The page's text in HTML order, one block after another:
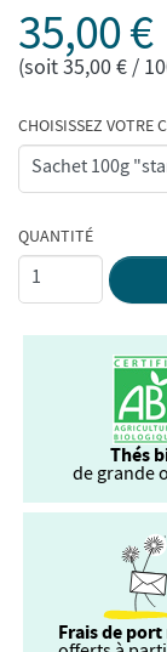
35,00 €
(soit 35,00 € /
CHOISISSEZ VOTRE
QUANTITÉ
Thés
de grande
Frais de